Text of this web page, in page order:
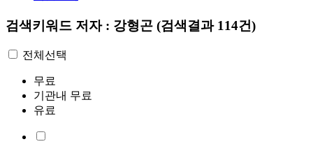
검색키워드 저자 : 강형곤 (검색결과 114건)
전체선택
무료
기관내 무료
유료